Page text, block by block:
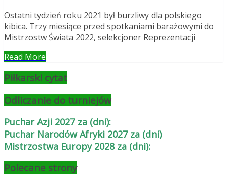
Ostatni tydzień roku 2021 był burzliwy dla polskiego
kibica. Trzy miesiące przed spotkaniami barażowymi do
Mistrzostw Świata 2022, selekcjoner Reprezentacji
Read More
Piłkarski cytat
Odliczanie do turniejów
Puchar Azji 2027 za (dni):
Puchar Narodów Afryki 2027 za (dni)
Mistrzostwa Europy 2028 za (dni):
Polecane strony